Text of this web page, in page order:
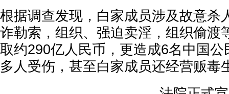
根据调查发现，白家成员涉及故意杀
诈勒索，组织、强迫卖淫，组织偷渡
取约290亿人民币，更造成6名中国
多人受伤，甚至白家成员还经营贩毒